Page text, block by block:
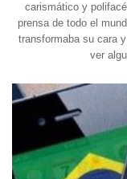
carismático y
prensa de todo el
transformaba su cara
ver